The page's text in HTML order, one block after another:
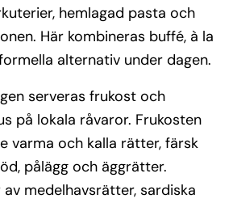
hemlagad pasta och
Här kombineras buffé, à la
alternativ under dagen.
serveras frukost och
på lokala råvaror. Frukosten
varma och kalla rätter, färsk
pålägg och äggrätter.
medelhavsrätter, sardiska